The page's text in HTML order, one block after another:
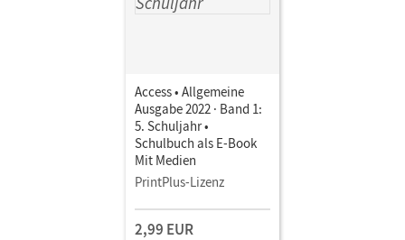
Access • Allgemeine
Ausgabe 2022 · Band 1:
5. Schuljahr •
Schulbuch als E-Book
Mit Medien
PrintPlus-Lizenz
2,99 EUR